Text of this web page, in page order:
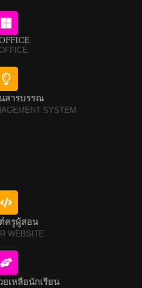
สารบรรณ
SYSTEM
ครูผู้สอน
WEBSITE
เหลือนักเรียน